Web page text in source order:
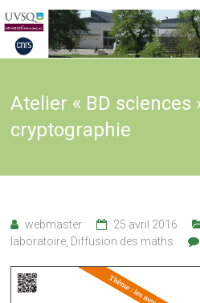
Atelier « BD sciences
cryptographie
webmaster 25 avril 2016
laboratoire Diffusion des maths